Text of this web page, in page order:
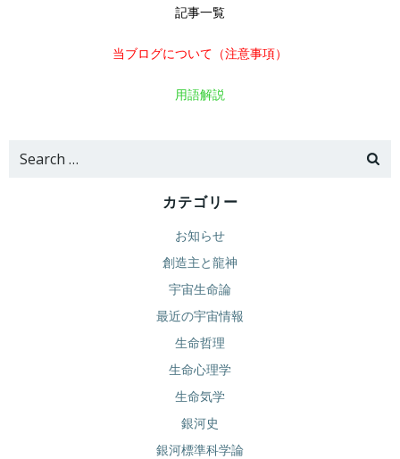
記事一覧
当ブログについて（注意事項）
用語解説
Search
カテゴリー
お知らせ
創造主と龍神
宇宙生命論
最近の宇宙情報
生命哲理
生命心理学
生命気学
銀河史
銀河標準科学論